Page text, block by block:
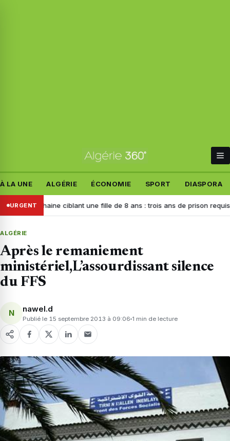
À LA UNE ALGÉRIE ÉCONOMIE SPORT DIASPORA
URGENT
de haine ciblant une fille de 8 ans : trois ans de prison requis
ALGÉRIE
Après le remaniement
ministériel,L’assourdissant silence
du FFS
N nawel.d
Publié le 15 septembre 2013 à 09:06 1 min de lecture